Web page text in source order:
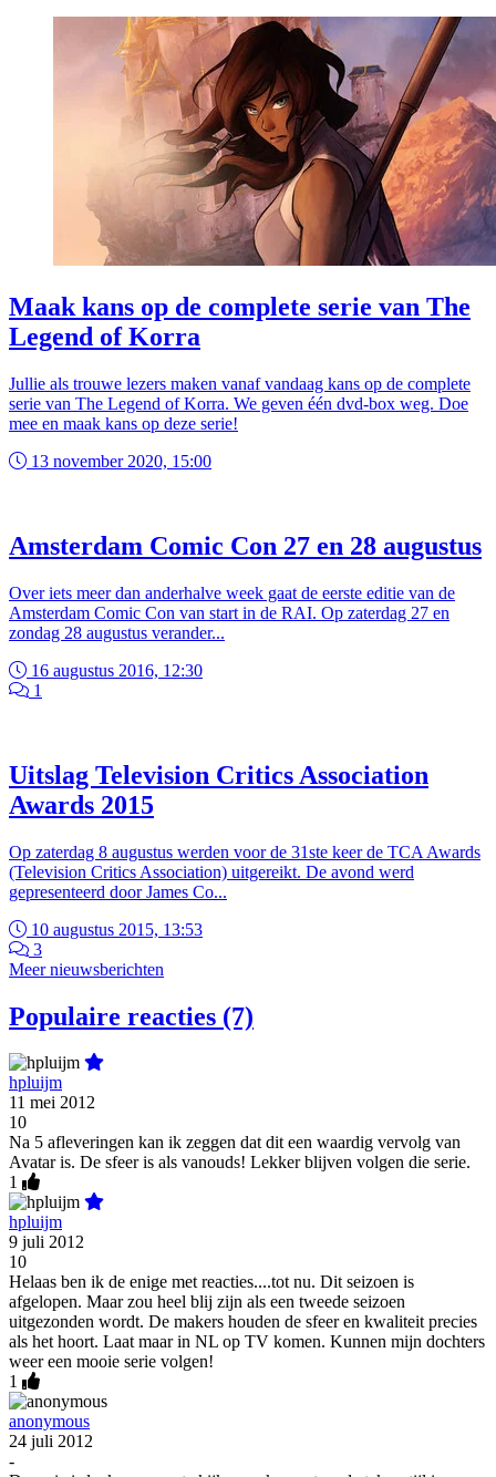
Maak kans op de complete serie van The
Legend of Korra
Jullie als trouwe lezers maken vanaf vandaag kans op de complete
serie van The Legend of Korra. We geven één dvd-box weg. Doe
mee en maak kans op deze serie!
13 november 2020, 15:00
Amsterdam Comic Con 27 en 28 augustus
Over iets meer dan anderhalve week gaat de eerste editie van de
Amsterdam Comic Con van start in de RAI. Op zaterdag 27 en
zondag 28 augustus verander...
16 augustus 2016, 12:30
1
Uitslag Television Critics Association
Awards 2015
Op zaterdag 8 augustus werden voor de 31ste keer de TCA Awards
(Television Critics Association) uitgereikt. De avond werd
gepresenteerd door James Co...
10 augustus 2015, 13:53
3
Meer nieuwsberichten
Populaire reacties (7)
hpluijm
11 mei 2012
10
Na 5 afleveringen kan ik zeggen dat dit een waardig vervolg van
Avatar is. De sfeer is als vanouds! Lekker blijven volgen die serie.
1
hpluijm
9 juli 2012
10
Helaas ben ik de enige met reacties....tot nu. Dit seizoen is
afgelopen. Maar zou heel blij zijn als een tweede seizoen
uitgezonden wordt. De makers houden de sfeer en kwaliteit precies
als het hoort. Laat maar in NL op TV komen. Kunnen mijn dochters
weer een mooie serie volgen!
1
anonymous
24 juli 2012
-